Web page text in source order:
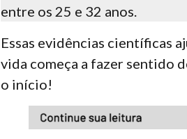
entre os 25 e 32 anos.
Essas evidências científicas
vida começa a fazer sentido
o início!